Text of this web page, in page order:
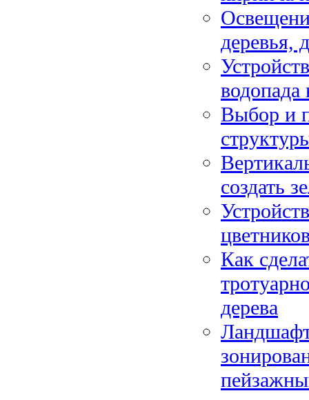
деревья,
водопада
Выбор и
создать
Как
дерева